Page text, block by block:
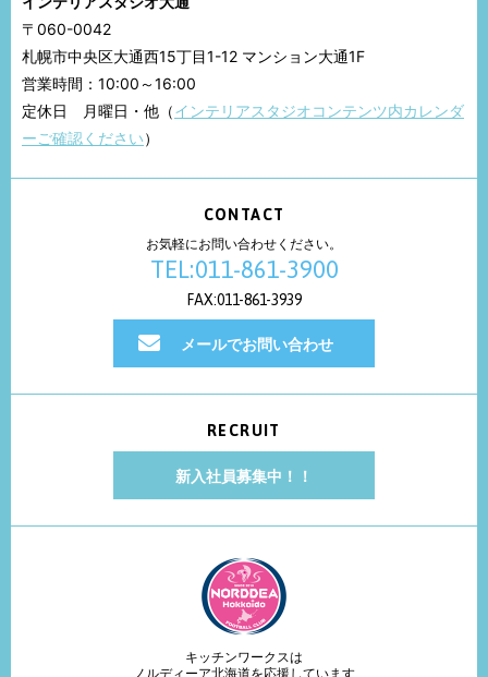
〒060-0042
札幌市中央区大通西15丁目1-12 マンション大通1F
営業時間：10:00～16:00
定休日 月曜日・他（インテリアスタジオコンテンツ内カレンダ
ーご確認ください）
CONTACT
お気軽にお問い合わせください。
TEL:011-861-3900
FAX:011-861-3939
メールでお問い合わせ
RECRUIT
新入社員募集中！！
キッチンワークスは
ノルディーア北海道を応援しています